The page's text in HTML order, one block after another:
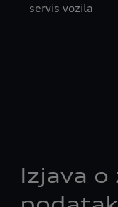
servis vozila
Izjava